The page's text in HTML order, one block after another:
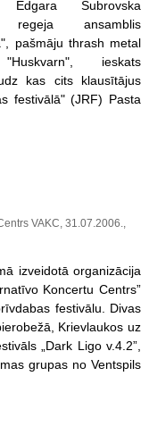
Edgara Šubrovska
regeja ansamblis
pašmāju thrash metal
ieskats
kas cits klausītājus
festivālā" (JRF) Pasta
VAKC, 31.07.2006.,
izveidotā organizācija
Koncertu Centrs”
festivālu. Divas
Krievlaukos uz
„Dark Ligo v.4.2”,
grupas no Ventspils